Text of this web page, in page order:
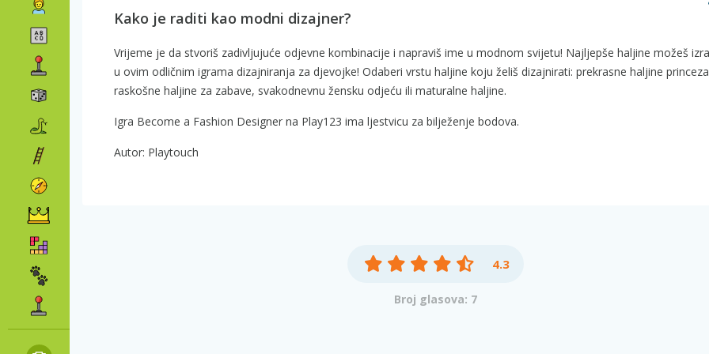
Kako je raditi kao modni dizajner?
Vrijeme je da stvoriš zadivljujuće odjevne kombinacije i napraviš ime u modnom svijetu! Najljepše haljine možeš
u ovim odličnim igrama dizajniranja za djevojke! Odaberi vrstu haljine koju želiš dizajnirati: prekrasne haljine
raskošne haljine za zabave, svakodnevnu žensku odjeću ili maturalne haljine.
Igra Become a Fashion Designer na Play123 ima ljestvicu za bilježenje bodova.
Autor: Playtouch
4.3
Broj glasova: 7